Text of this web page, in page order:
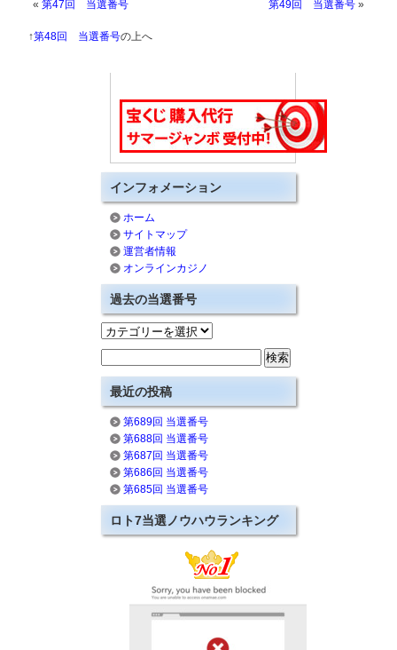
«第47回 当選番号 第49回 当選番号»
↑第48回 当選番号の上へ
インフォメーション
ホーム
サイトマップ
運営者情報
オンラインカジノ
過去の当選番号
最近の投稿
第689回 当選番号
第688回 当選番号
第687回 当選番号
第686回 当選番号
第685回 当選番号
ロト7当選ノウハウランキング